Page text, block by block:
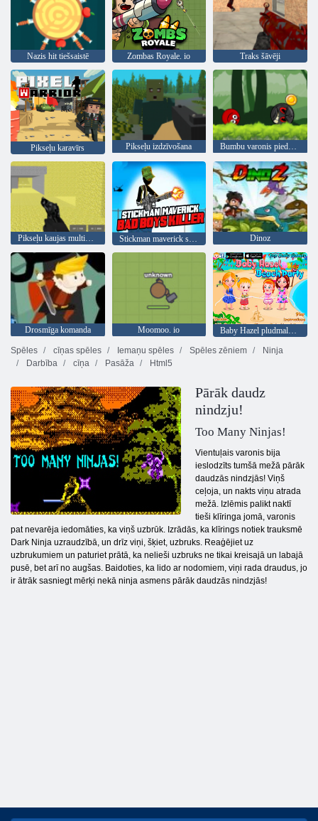
Nazis hit tiešsaistē Zombas Royale. io Traks šāvēji
Pikseļu karavīrs Pikseļu izdzīvošana Bumbu varonis piedzīvojums: sarkans lielība bumbu
Pikseļu kaujas multiplayer Stickman maverick slikto zēnu slepkava Dinoz
Drosmīga komanda Moomoo. io
Baby Hazel pludmales ballīte
Spēles
cīņas spēles Iemaņu spēles Spēles zēniem
Ninja
Darbība
cīņa Pasāža Html5
Pārāk daudz
nindzju!
Too Many Ninjas!
Vientuļais varonis bija
ieslodzīts tumšā mežā pārāk
daudzās nindzjās! Viņš
ceļoja, un nakts viņu atrada
mežā. Izlēmis palikt naktī
tieši klīringa jomā, varonis
pat nevarēja iedomāties, ka viņš uzbrūk. Izrādās, ka klīrings notiek trauksmē
Dark Ninja uzraudzībā, un drīz viņi, šķiet, uzbruks. Reaģējiet uz
uzbrukumiem un paturiet prātā, ka nelieši uzbruks ne tikai kreisajā un labajā
pusē, bet arī no augšas. Baidoties, ka lido ar nodomiem, viņi rada draudus, jo
ir ātrāk sasniegt mērķi nekā ninja asmens pārāk daudzās nindzjās!